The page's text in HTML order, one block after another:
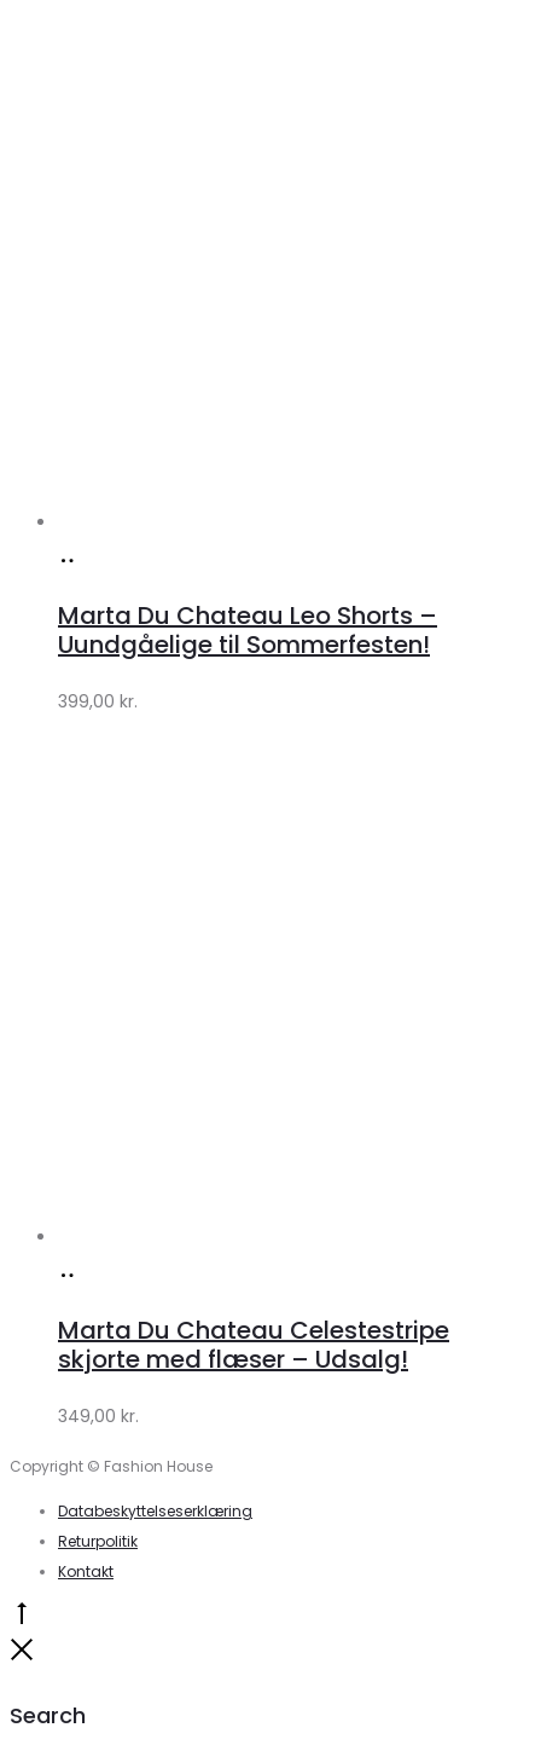
Klædeskabet.dk
Marta Du Chateau Leo Shorts –
Uundgåelige til Sommerfesten!
399,00 kr.
Klædeskabet.dk
Marta Du Chateau Celestestripe
skjorte med flæser – Udsalg!
349,00 kr.
Copyright © Fashion House
Databeskyttelseserklæring
Returpolitik
Kontakt
Search